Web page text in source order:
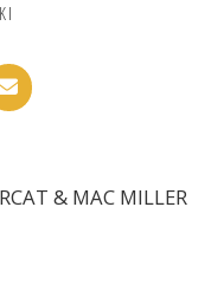
& MAC MILLER